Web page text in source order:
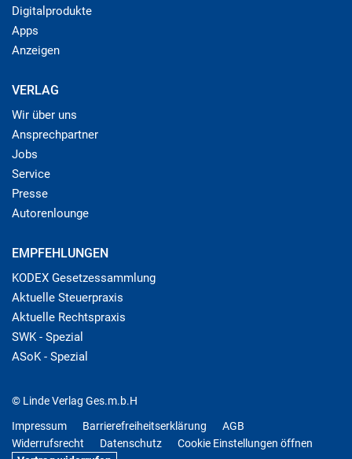
Digitalprodukte
Apps
Anzeigen
VERLAG
Wir über uns
Ansprechpartner
Jobs
Service
Presse
Autorenlounge
EMPFEHLUNGEN
KODEX Gesetzessammlung
Aktuelle Steuerpraxis
Aktuelle Rechtspraxis
SWK - Spezial
ASoK - Spezial
© Linde Verlag Ges.m.b.H
Impressum
Barrierefreiheitserklärung
AGB
Widerrufsrecht
Datenschutz
Cookie Einstellungen öffnen